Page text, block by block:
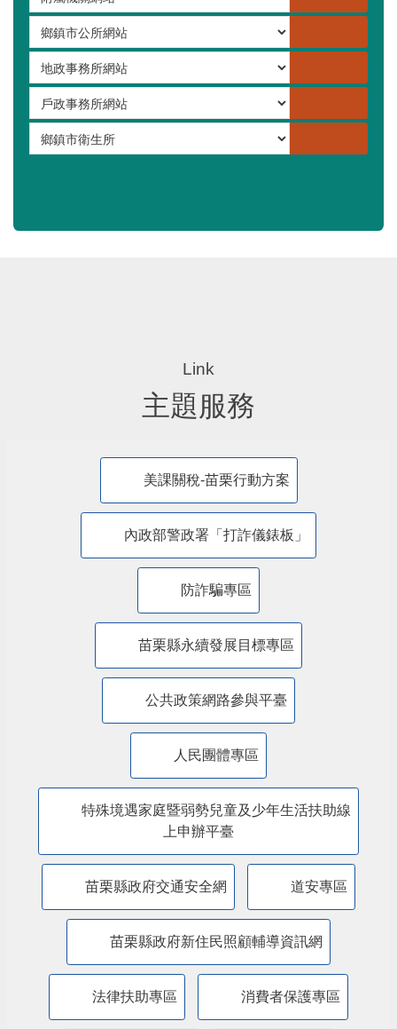
主題服務
美課關稅-苗栗行動方案
內政部警政署「打詐儀錶板」
防詐騙專區
苗栗縣永續發展目標專區
公共政策網路參與平臺
人民團體專區
特殊境遇家庭暨弱勢兒童及少年生活扶助線
上申辦平臺
苗栗縣政府交通安全網 道安專區
苗栗縣政府新住民照顧輔導資訊網
法律扶助專區 消費者保護專區